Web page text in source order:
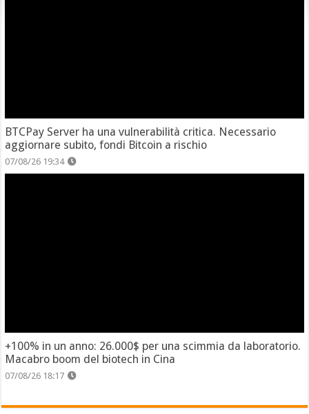
BTCPay Server ha una vulnerabilità critica. Necessario
aggiornare subito, fondi Bitcoin a rischio
07/08/26 19:34
+100% in un anno: 26.000$ per una scimmia da laboratorio.
Macabro boom del biotech in Cina
07/08/26 18:17